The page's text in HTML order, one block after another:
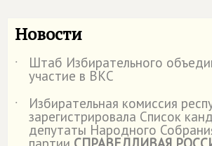
Новости
˙ Штаб Избирательного
участие в ВКС
˙
Избирательная комиссия
зарегистрировала Список
депутаты Народного